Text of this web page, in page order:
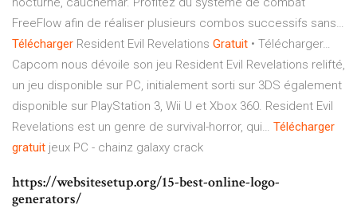
FreeFlow afin de réaliser plusieurs combos successifs sans…
Télécharger Resident Evil Revelations Gratuit • Télécharger…
Capcom nous dévoile son jeu Resident Evil Revelations relifté,
un jeu disponible sur PC, initialement sorti sur 3DS également
disponible sur PlayStation 3, Wii U et Xbox 360. Resident Evil
Revelations est un genre de survival-horror, qui… Télécharger
gratuit jeux PC - chainz galaxy crack
https://websitesetup.org/15-best-online-logo-
generators/